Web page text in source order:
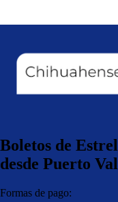
Boletos de
desde Puerto
Formas de pago: